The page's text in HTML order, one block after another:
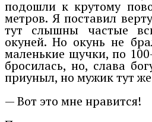
подошли к крутому
метров. Я поставил
тут слышны частые
окуней. Но окунь не
маленькие щучки, по
бросилась, но, слава
приуныл, но мужик тут
— Вот это мне нравится!